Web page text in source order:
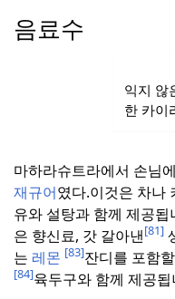
음료수
익지 않
한 카이
마하라슈트라에서 손님
재규어였다.이것은 차나
유와 설탕과 함께 제공됩
은 향신료, 갓 갈아낸[81]
는 레몬 [83]잔디를 포함
[84]육두구와 함께 제공됩